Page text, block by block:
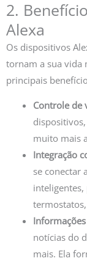
2.
Alexa
Os dispositivos
tornam a sua vida
principais
Controle de
muito mais
Integração
se conectar
notícias do
mais. Ela